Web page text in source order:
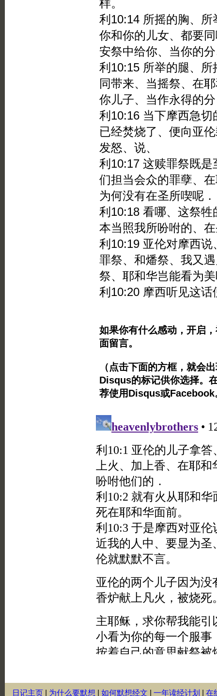
样。
利10:14 所摇的胸、
你和你的儿女、都要
安祭中给你、当你的
利10:15 所举的腿、
同带来、当摇祭、在
你儿子、当作永得的
利10:16 当下摩西急
已经焚烧了、便向亚
发怒、说、
利10:17 这赎罪祭既
们担当会众的罪孽、
为何没有在圣所喫呢．
利10:18 看哪、这祭
本当照我所吩咐的、
利10:19 亚伦对摩西
罪祭、和燔祭、我又
祭、耶和华岂能看为
利10:20 摩西听见这话
如果你有什么感动，开启
面留言。
（点击下面的方框，就会
Disqus的标记供你选择。
荐使用Disqus或
日记主页 为什么要默想 如何默想经文 一年读经计划 在